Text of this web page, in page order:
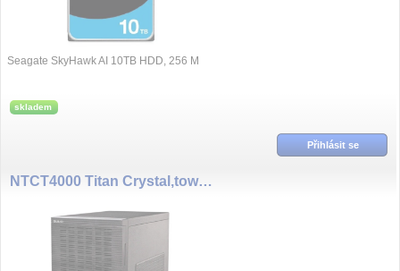
Seagate SkyHawk AI 10TB HDD, 256 M
skladem
Přihlásit se
NTCT4000 Titan Crystal,tower +4 kamer. licence